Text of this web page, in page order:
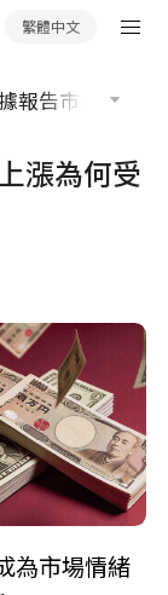
繁體中文
報告市場分析
漲為何受
為市場情緒